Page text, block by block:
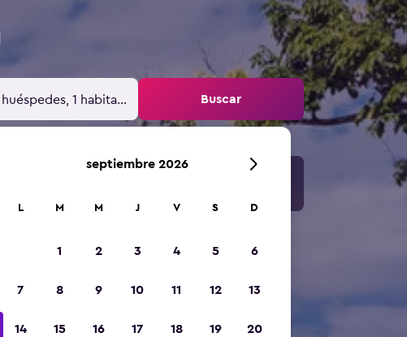
huéspedes, 1 habitación Buscar
septiembre 2026
L M M J V S D
1 2 3 4 5 6
7 8 9 10 11 12 13
14 15 16 17 18 19 20